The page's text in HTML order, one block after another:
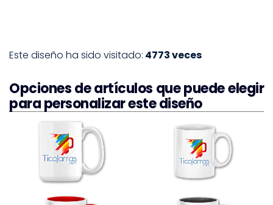
Este diseño ha sido visitado: 4773 veces
Opciones de artículos que puede elegir
para personalizar este diseño